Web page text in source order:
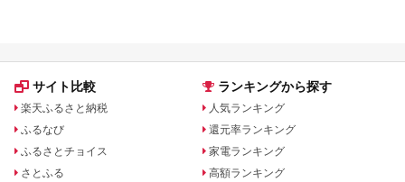
サイト比較
楽天ふるさと納税
ふるなび
ふるさとチョイス
さとふる
ランキングから探す
人気ランキング
還元率ランキング
家電ランキング
高額ランキング